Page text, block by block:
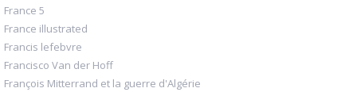
France 5
France illustrated
Francis lefebvre
Francisco Van der Hoff
François Mitterrand et la guerre d'Algérie